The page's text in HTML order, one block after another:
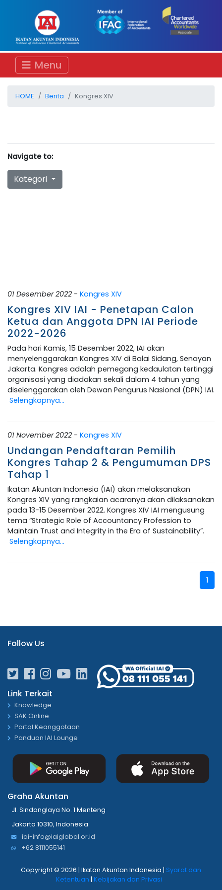
Menu
HOME Berita Kongres XIV
Navigate to:
Kategori
01 Desember 2022 - Kongres XIV
Kongres XIV IAI - Penetapan Calon
Ketua dan Anggota DPN IAI Periode
2022-2026
Pada hari Kamis, 15 Desember 2022, IAI akan
menyelenggarakan Kongres XIV di Balai Sidang, Senayan
Jakarta. Kongres adalah pemegang kedaulatan tertinggi
organisasi yang diadakan sekali dalam 4 tahun yang
diselenggarakan oleh Dewan Pengurus Nasional (DPN) IAI.
Selengkapnya...
01 November 2022 - Kongres XIV
Undangan Pendaftaran Pemilih
Kongres Tahap 2 & Pengumuman DPS
Tahap 1
Ikatan Akuntan Indonesia (IAI) akan melaksanakan
Kongres XIV yang rangkaian acaranya akan dilaksanakan
pada 13-15 Desember 2022. Kongres XIV IAI mengusung
tema “Strategic Role of Accountancy Profession to
Maintain Trust and Integrity in the Era of Sustainability”.
Selengkapnya...
1
Follow Us
Link Terkait
Knowledge
SAK Online
Portal Keanggotaan
Panduan IAI Lounge
Graha Akuntan
Jl. Sindanglaya No. 1 Menteng
Jakarta 10310, Indonesia
iai-info@iaiglobal.or.id
+62 8111055141
Copyright © 2026 | Ikatan Akuntan Indonesia | Syarat dan
Ketentuan | Kebijakan dan Privasi